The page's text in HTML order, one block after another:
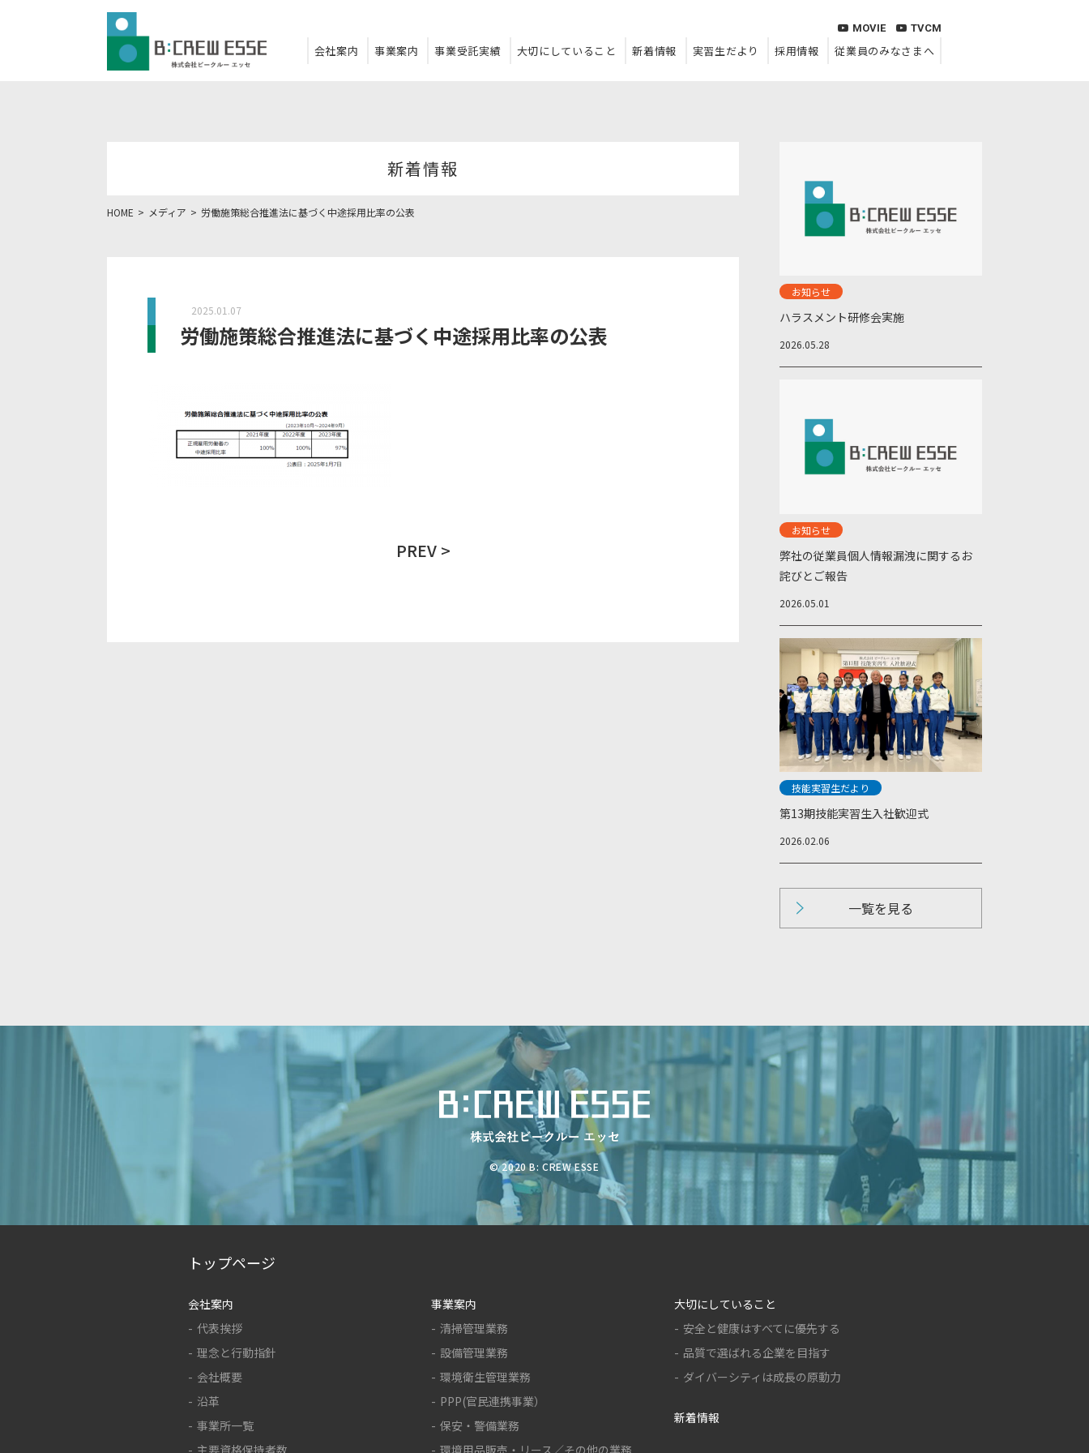
MOVIE TVCM
会社案内 事業案内 事業受託実績 大切にしていること 新着情報 実習生だより 採用情報 従業員のみなさまへ
新着情報
HOME メディア 労働施策総合推進法に基づく中途採用比率の公表
2025.01.07
労働施策総合推進法に基づく中途採用比率の公表
PREV >
お知らせ
ハラスメント研修会実施
2026.05.28
お知らせ
弊社の従業員個人情報漏洩に関するお
詫びとご報告
2026.05.01
技能実習生だより
第13期技能実習生入社歓迎式
2026.02.06
一覧を見る
© 2020 B: CREW ESSE
トップページ
会社案内
代表挨拶
理念と行動指針
会社概要
沿革
事業所一覧
主要資格保持者数
事業案内
清掃管理業務
設備管理業務
環境衛生管理業務
PPP(官民連携事業）
保安・警備業務
環境用品販売・リース／その他の業務
大切にしていること
安全と健康はすべてに優先する
品質で選ばれる企業を目指す
ダイバーシティは成長の原動力
新着情報